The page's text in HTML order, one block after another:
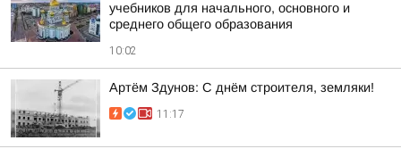
учебников для начального, основного и
среднего общего образования
10:02
Артём Здунов: С днём строителя, земляки!
11:17